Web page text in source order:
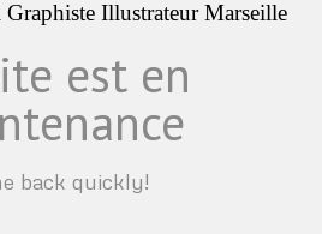
est en
back quickly!